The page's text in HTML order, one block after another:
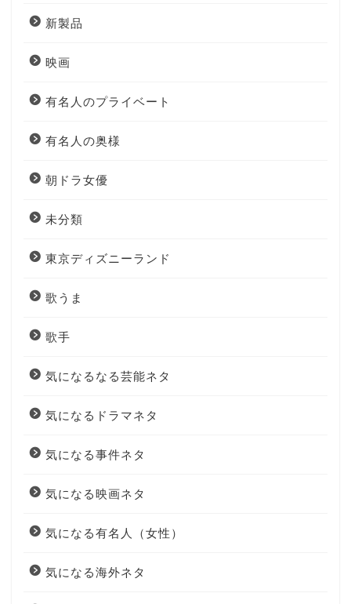
新製品
映画
有名人のプライベート
有名人の奥様
朝ドラ女優
未分類
東京ディズニーランド
歌うま
歌手
気になるなる芸能ネタ
気になるドラマネタ
気になる事件ネタ
気になる映画ネタ
気になる有名人（女性）
気になる海外ネタ